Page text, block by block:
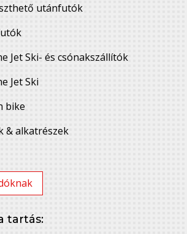
utánfutók
Jet Ski- és csónakszállítók
Jet Ski
bike
& alkatrészek
tartás: